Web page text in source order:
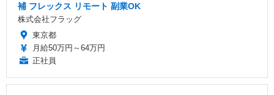
補 フレックス リモート 副業OK
株式会社フラッグ
東京都
月給50万円～64万円
正社員